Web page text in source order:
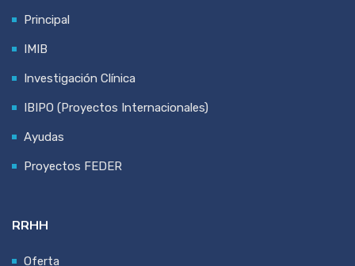
Principal
IMIB
Investigación Clínica
IBIPO (Proyectos Internacionales)
Ayudas
Proyectos FEDER
RRHH
Oferta